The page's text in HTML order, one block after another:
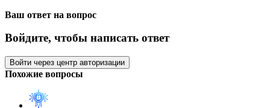
Ваш ответ на вопрос
Войдите, чтобы написать ответ
Войти через центр авторизации
Похожие вопросы